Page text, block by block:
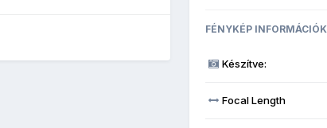
FÉNYKÉP INFORMÁCIÓK
Készítve:
Focal Length